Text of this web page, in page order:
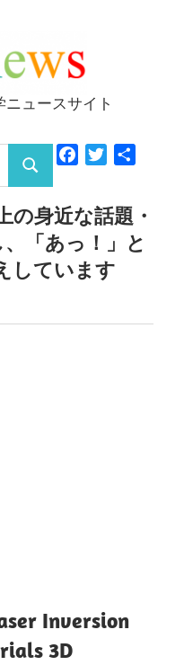
ュースサイト
検
索
FacebookTwitter
の身近な話題・
「あっ！」と
しています
Inversion
3D